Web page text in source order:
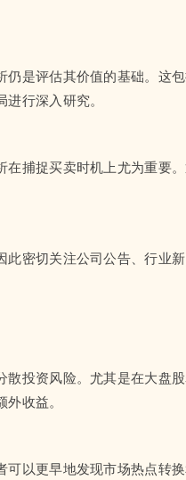
是评估其价值的基础。这
行深入研究。
捕捉买卖时机上尤为重要
密切关注公司公告、行业
投资风险。尤其是在大盘
收益。
以更早地发现市场热点转